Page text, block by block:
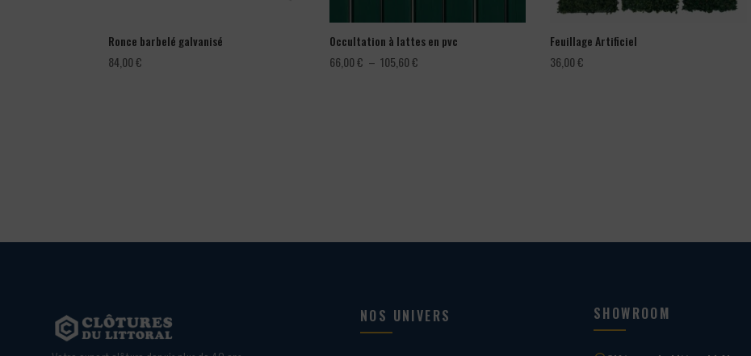
Ronce barbelé galvanisé
84,00€
Occultation à lattes en pvc
66,00€ – 105,60€Plage
Feuillage Artificiel
36,00€
NOS UNIVERS SHOWROOM